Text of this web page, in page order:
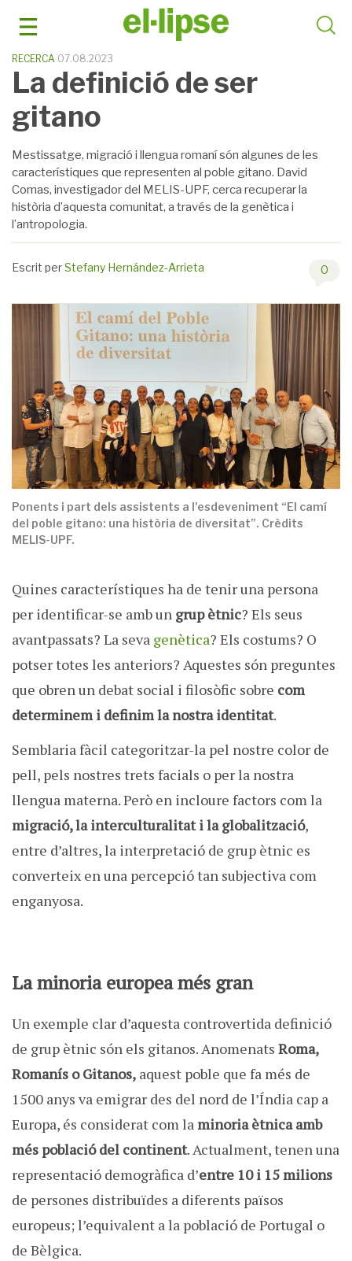
RECERCA 07.08.2023
La definició de ser
gitano
Mestissatge, migració i llengua romaní són algunes de les
característiques que representen al poble gitano. David
Comas, investigador del MELIS-UPF, cerca recuperar la
història d’aquesta comunitat, a través de la genètica i
l’antropologia.
Escrit perStefany Hernández-Arrieta 0
Ponents i part dels assistents a l'esdeveniment “El camí
del poble gitano: una història de diversitat”. Crèdits
MELIS-UPF.
Quines característiques ha de tenir una persona
per identificar-se amb un grup ètnic? Els seus
avantpassats? La seva genètica? Els costums? O
potser totes les anteriors? Aquestes són preguntes
que obren un debat social i filosòfic sobre com
determinem i definim la nostra identitat.
Semblaria fàcil categoritzar-la pel nostre color de
pell, pels nostres trets facials o per la nostra
llengua materna. Però en incloure factors com la
migració, la interculturalitat i la globalització,
entre d’altres, la interpretació de grup ètnic es
converteix en una percepció tan subjectiva com
enganyosa.
La minoria europea més gran
Un exemple clar d’aquesta controvertida definició
de grup ètnic són els gitanos. Anomenats Roma,
Romanís o Gitanos, aquest poble que fa més de
1500 anys va emigrar des del nord de l’Índia cap a
Europa, és considerat com laminoria ètnica amb
més població del continent. Actualment, tenen una
representació demogràfica d’entre 10 i 15 milions
de persones distribuïdes a diferents països
europeus; l’equivalent a la població de Portugal o
de Bèlgica.